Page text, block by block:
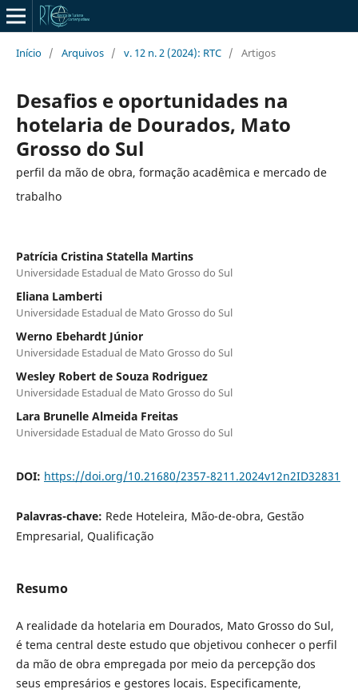
Início / Arquivos / v. 12 n. 2 (2024): RTC / Artigos
Desafios e oportunidades na
hotelaria de Dourados, Mato
Grosso do Sul
perfil da mão de obra, formação acadêmica e mercado de
trabalho
Patrícia Cristina Statella Martins
Universidade Estadual de Mato Grosso do Sul
Eliana Lamberti
Universidade Estadual de Mato Grosso do Sul
Werno Ebehardt Júnior
Universidade Estadual de Mato Grosso do Sul
Wesley Robert de Souza Rodriguez
Universidade Estadual de Mato Grosso do Sul
Lara Brunelle Almeida Freitas
Universidade Estadual de Mato Grosso do Sul
DOI: https://doi.org/10.21680/2357-8211.2024v12n2ID32831
Palavras-chave: Rede Hoteleira, Mão-de-obra, Gestão
Empresarial, Qualificação
Resumo
A realidade da hotelaria em Dourados, Mato Grosso do Sul,
é tema central deste estudo que objetivou conhecer o perfil
da mão de obra empregada por meio da percepção dos
seus empresários e gestores locais. Especificamente,